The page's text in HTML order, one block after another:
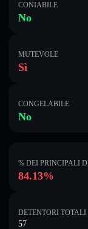
CONIABILE
No
MUTEVOLE
Sì
CONGELABILE
No
% DEI PRINCIPALI
84.13%
DETENTORI TOTALI
57